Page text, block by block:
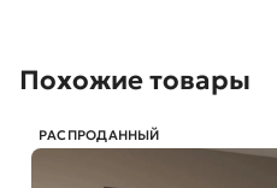
Похожие товары
РАСПРОДАННЫЙ